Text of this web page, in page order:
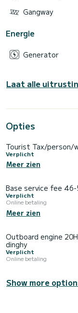
Gangway
Energie
Generator
Laat alle
Opties
Tourist Tax/person/
Verplicht
Meer zien
Base service fee 46-
Verplicht
Online betaling
Meer zien
Outboard engine
dinghy
Verplicht
Online betaling
Show more